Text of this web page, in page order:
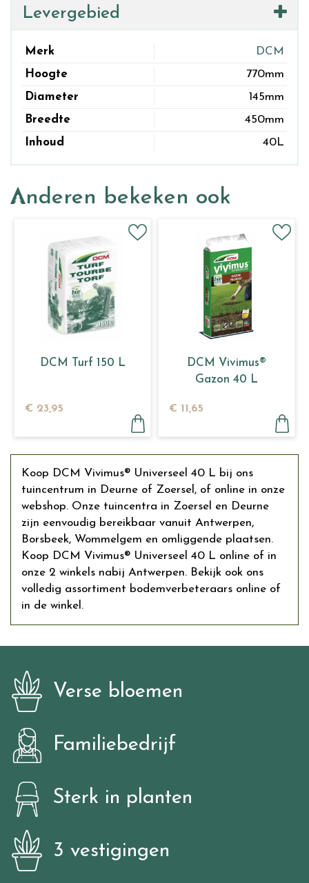
Levergebied
Merk
DCM
Hoogte
770mm
Diameter
145mm
Breedte
450mm
Inhoud
40L
Anderen bekeken ook
DCM Turf 150 L
€ 23,95
DCM Vivimus®
Gazon 40 L
€ 11,65
Koop DCM Vivimus® Universeel 40 L bij ons
tuincentrum in Deurne of Zoersel, of online in onze
webshop. Onze tuincentra in Zoersel en Deurne
zijn eenvoudig bereikbaar vanuit Antwerpen,
Borsbeek, Wommelgem en omliggende plaatsen.
Koop DCM Vivimus® Universeel 40 L online of in
onze 2 winkels nabij Antwerpen. Bekijk ook ons
volledig assortiment bodemverbeteraars online of
in de winkel.
Verse bloemen
Familiebedrijf
Sterk in planten
3 vestigingen